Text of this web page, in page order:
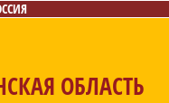
ОБЛАСТЬ